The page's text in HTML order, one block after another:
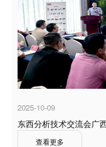
2025-10-09
东西分析技术交流会广
查看更多